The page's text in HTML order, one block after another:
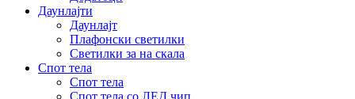
Даунлајти
Даунлајт
Плафонски светилки
Светилки за на скала
Спот тела
Спот тела
Спот тела со ЛЕД чип